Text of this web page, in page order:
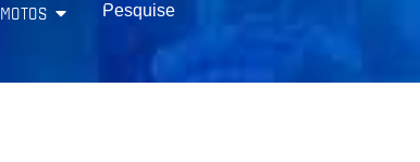
MOTOS